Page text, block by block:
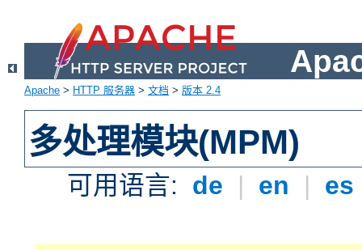
Apache > HTTP 服务器 > 文档 > 版本 2.4
多处理模块(MPM)
可用语言: de | en | es